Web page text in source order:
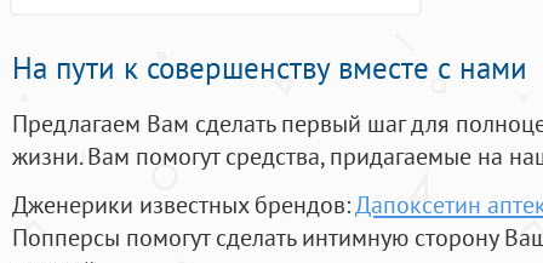
На пути к совершенству вместе с нами
Предлагаем Вам сделать первый шаг для
жизни. Вам помогут средства, придагаемые на
Дженерики известных брендов:Дапоксетин
Попперсы помогут сделать интимную сторону